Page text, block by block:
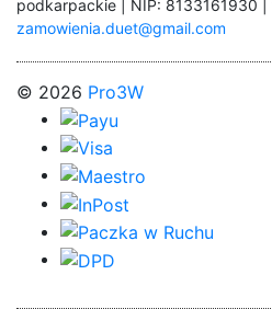
podkarpackie | NIP: 8133161930 |
zamowienia.duet@gmail.com
© 2026 Pro3W